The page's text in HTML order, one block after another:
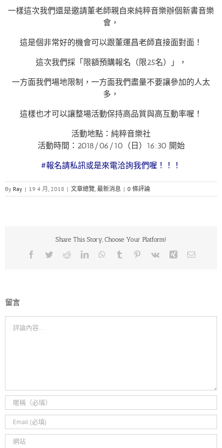
一樣這次我們還是邀請董老師親自來純粹音樂辦個新書音樂
會，
這是個非常好的機會可以跟董運昌老師直接面對面！
這次我們採「限額預購報名（限25名）」，
一方面我們場地限制，一方面我們盡量不要讓參加的人太
多，
這樣也才可以讓整場活動保持高品質與高互動率喔！
活動地點：純粹音樂社
活動時間：2018/06/10（日）16:30 開始
#報名請私訊或是來電洽詢我們喔！！！
By Ray | 19 4 月, 2018 | 文章總覽, 最新消息 | 0 條評論
Share This Story, Choose Your Platform!
Facebook
TwitterRedditLinkedInWhatsApp
Tumblr Pinterest
Vk Xing Email:
留言